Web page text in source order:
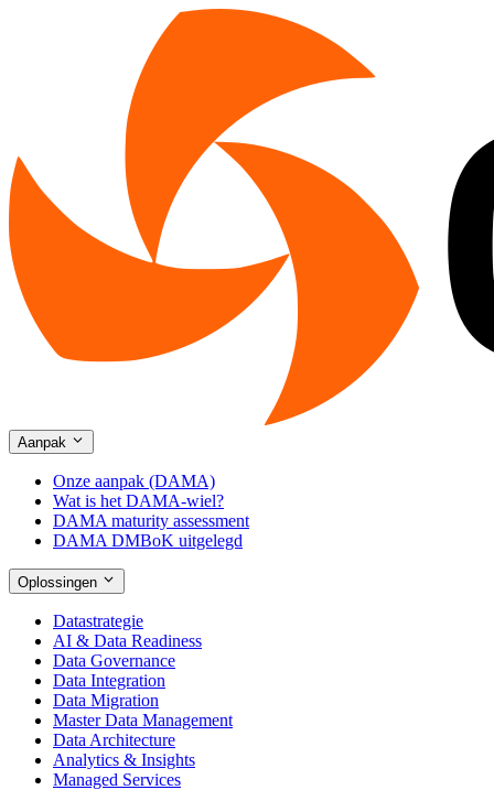
Aanpak
Onze aanpak (DAMA)
Wat is het DAMA-wiel?
DAMA maturity assessment
DAMA DMBoK uitgelegd
Oplossingen
Datastrategie
AI & Data Readiness
Data Governance
Data Integration
Data Migration
Master Data Management
Data Architecture
Analytics & Insights
Managed Services